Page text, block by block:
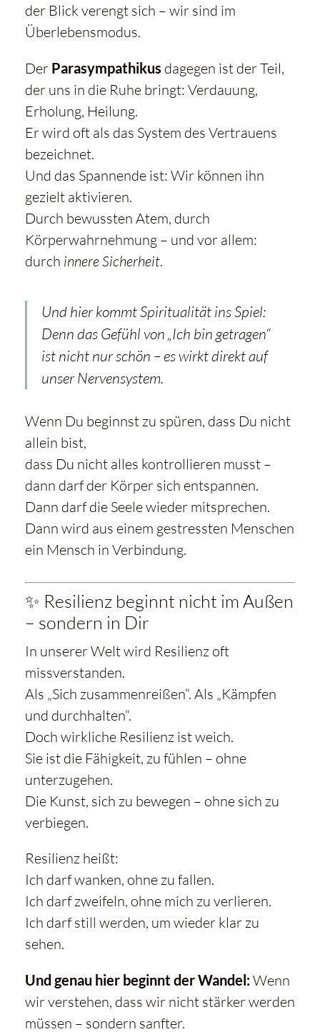
der Blick verengt sich – wir sind im
Überlebensmodus.
Der Parasympathikus dagegen ist der Teil,
der uns in die Ruhe bringt: Verdauung,
Erholung, Heilung.
Er wird oft als das System des Vertrauens
bezeichnet.
Und das Spannende ist: Wir können ihn
gezielt aktivieren.
Durch bewussten Atem, durch
Körperwahrnehmung – und vor allem:
durch innere Sicherheit.
Und hier kommt Spiritualität ins Spiel:
Denn das Gefühl von „Ich bin getragen“
ist nicht nur schön – es wirkt direkt auf
unser Nervensystem.
Wenn Du beginnst zu spüren, dass Du nicht
allein bist,
dass Du nicht alles kontrollieren musst –
dann darf der Körper sich entspannen.
Dann darf die Seele wieder mitsprechen.
Dann wird aus einem gestressten Menschen
ein Mensch in Verbindung.
✨ Resilienz beginnt nicht im Außen
– sondern in Dir
In unserer Welt wird Resilienz oft
missverstanden.
Als „Sich zusammenreißen“. Als „Kämpfen
und durchhalten“.
Doch wirkliche Resilienz ist weich.
Sie ist die Fähigkeit, zu fühlen – ohne
unterzugehen.
Die Kunst, sich zu bewegen – ohne sich zu
verbiegen.
Resilienz heißt:
Ich darf wanken, ohne zu fallen.
Ich darf zweifeln, ohne mich zu verlieren.
Ich darf still werden, um wieder klar zu
sehen.
Und genau hier beginnt der Wandel:Wenn
wir verstehen, dass wir nicht stärker werden
müssen – sondern sanfter.